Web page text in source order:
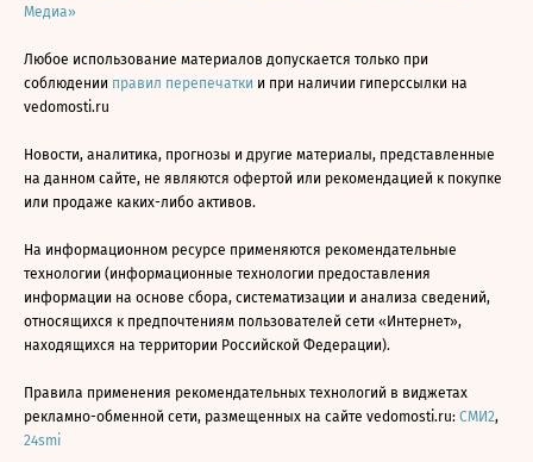
Медиа»
Любое использование материалов допускается только при
соблюдении правил перепечатки и при наличии гиперссылки на
vedomosti.ru
Новости, аналитика, прогнозы и другие материалы, представленные
на данном сайте, не являются офертой или рекомендацией к покупке
или продаже каких-либо активов.
На информационном ресурсе применяются рекомендательные
технологии (информационные технологии предоставления
информации на основе сбора, систематизации и анализа сведений,
относящихся к предпочтениям пользователей сети «Интернет»,
находящихся на территории Российской Федерации).
Правила применения рекомендательных технологий в виджетах
рекламно-обменной сети, размещенных на сайте vedomosti.ru: СМИ2,
24smi